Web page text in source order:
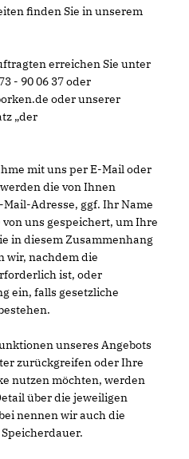
finden Sie in unserem
erreichen Sie unter
- 90 06 37 oder
oder unserer
„der
mit uns per E-Mail oder
die von Ihnen
Adresse, ggf. Ihr Name
uns gespeichert, um Ihre
in diesem Zusammenhang
wir, nachdem die
ist, oder
ein, falls gesetzliche
unseres Angebots
zurückgreifen oder Ihre
nutzen möchten, werden
über die jeweiligen
nennen wir auch die